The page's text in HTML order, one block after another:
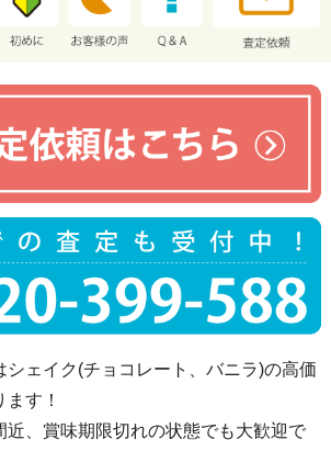
3003578
シェイク(チョコレート、バニラ)の高価
す！
近、賞味期限切れの状態でも大歓迎で